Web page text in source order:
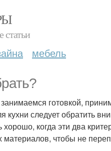
статьи
мебель
готовкой,
следует обратить
когда эти два
чтобы не